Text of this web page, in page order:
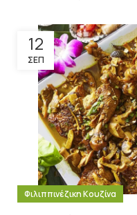
12
ΣΕΠ
Φιλιππινέζικη Κουζίνα